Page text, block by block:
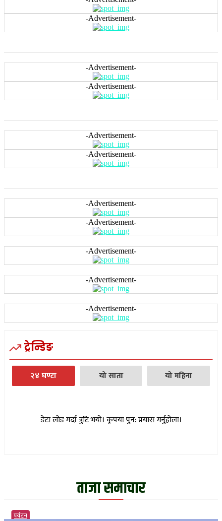
-Advertisement-
-Advertisement-
-Advertisement-
-Advertisement-
-Advertisement-
-Advertisement-
-Advertisement-
-Advertisement-
-Advertisement-
-Advertisement-
ट्रेन्डिङ
२४ घण्टा यो साता यो महिना
डेटा लोड गर्दा त्रुटि भयो। कृपया पुन: प्रयास गर्नुहोला।
ताजा समाचार
पर्यटन